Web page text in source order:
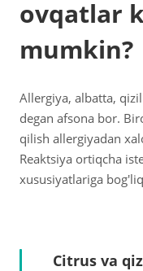
ovqatlar
mumkin?
Allergiya, albatta,
degan afsona bor.
qilish allergiyadan
Reaktsiya ortiqcha
xususiyatlariga
Citrus va